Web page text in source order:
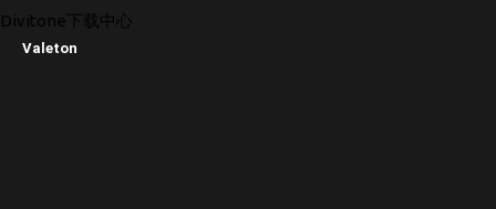
Divitone下载中心
Valeton